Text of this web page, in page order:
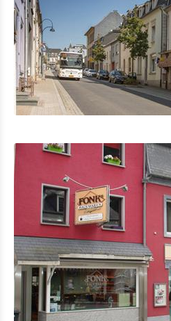
Agenda
Actualités